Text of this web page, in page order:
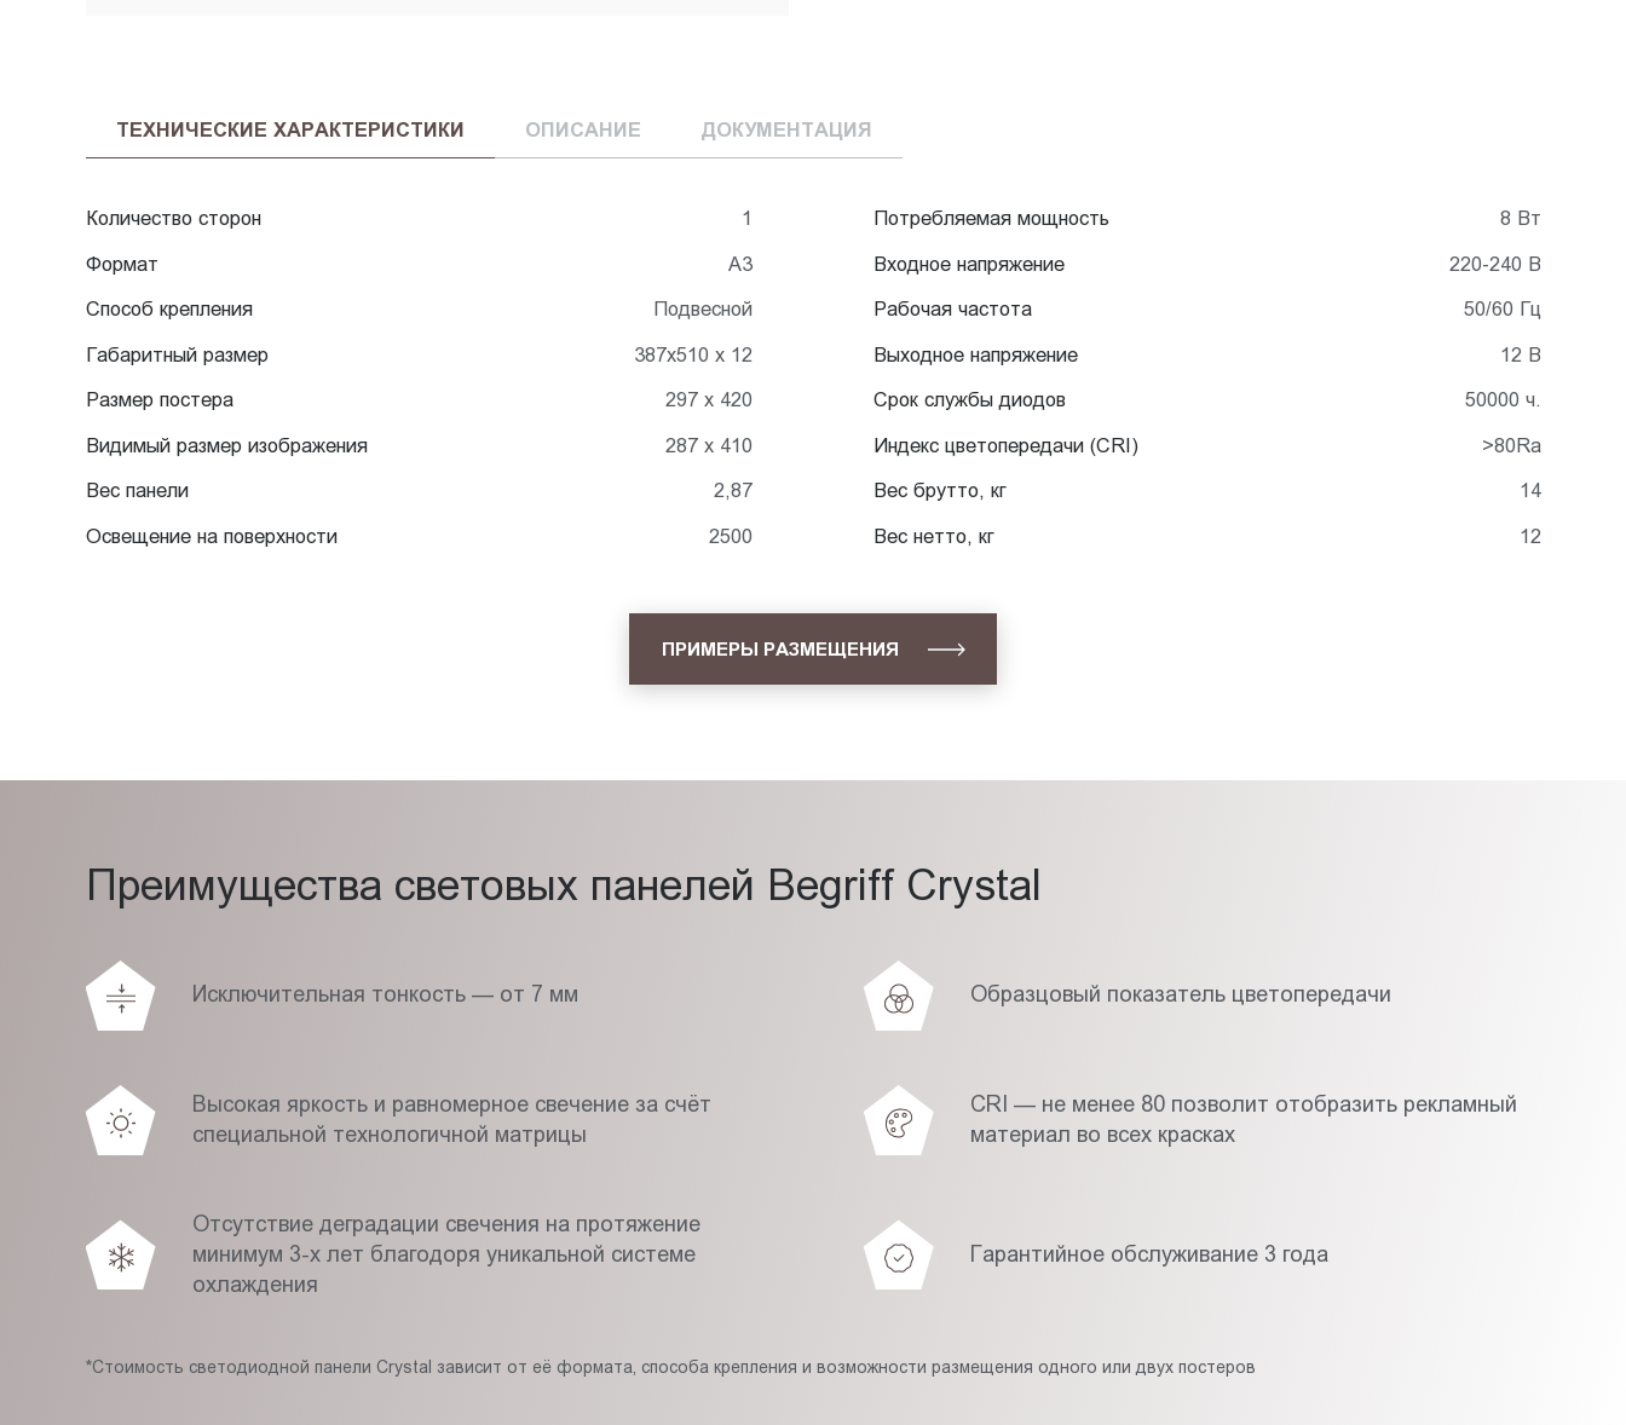
ТЕХНИЧЕСКИЕ ХАРАКТЕРИСТИКИ ОПИСАНИЕ ДОКУМЕНТАЦИЯ
Количество сторон 1
Формат А3
Способ крепления Подвесной
Габаритный размер 387х510 х 12
Размер постера 297 x 420
Видимый размер изображения 287 х 410
Вес панели 2,87
Освещение на поверхности 2500
Потребляемая мощность 8 Вт
Входное напряжение 220-240 В
Рабочая частота 50/60 Гц
Выходное напряжение 12 В
Срок службы диодов 50000 ч.
Индекс цветопередачи (CRI) >80Ra
Вес брутто, кг 14
Вес нетто, кг 12
ПРИМЕРЫ РАЗМЕЩЕНИЯ
Преимущества световых панелей Begriff Crystal
Исключительная тонкость — от 7 мм Образцовый показатель цветопередачи
Высокая яркость и равномерное свечение за счёт
специальной технологичной матрицы
CRI — не менее 80 позволит отобразить рекламный
материал во всех красках
Отсутствие деградации свечения на протяжение
минимум 3-х лет благодоря уникальной системе
охлаждения
Гарантийное обслуживание 3 года
*Стоимость светодиодной панели Crystal зависит от её формата, способа крепления и возможности размещения одного или двух постеров